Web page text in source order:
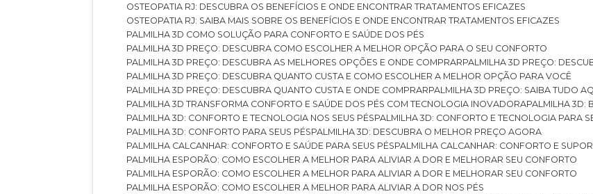
OSTEOPATIA RJ: DESCUBRA OS BENEFÍCIOS E ONDE ENCONTRAR TRATAMENTOS EFICAZES
OSTEOPATIA RJ: SAIBA MAIS SOBRE OS BENEFÍCIOS E ONDE ENCONTRAR TRATAMENTOS EFICAZES
PALMILHA 3D COMO SOLUÇÃO PARA CONFORTO E SAÚDE DOS PÉS
PALMILHA 3D PREÇO: DESCUBRA COMO ESCOLHER A MELHOR OPÇÃO PARA O SEU CONFORTO
PALMILHA 3D PREÇO: DESCUBRA AS MELHORES OPÇÕES E ONDE COMPRAR
PALMILHA 3D PREÇO:
PALMILHA 3D PREÇO: DESCUBRA QUANTO CUSTA E COMO ESCOLHER A MELHOR OPÇÃO PARA VOCÊ
PALMILHA 3D PREÇO: DESCUBRA QUANTO CUSTA E ONDE COMPRAR
PALMILHA 3D PREÇO: SAIBA TUDO
PALMILHA 3D TRANSFORMA CONFORTO E SAÚDE DOS PÉS COM TECNOLOGIA INOVADORA PALMILHA 3D:
PALMILHA 3D: CONFORTO E TECNOLOGIA NOS SEUS PÉS
PALMILHA 3D: CONFORTO E TECNOLOGIA PARA
PALMILHA 3D: CONFORTO PARA SEUS PÉS
PALMILHA 3D: DESCUBRA O MELHOR PREÇO AGORA
PALMILHA CALCANHAR: CONFORTO E SAÚDE PARA SEUS PÉS
PALMILHA CALCANHAR: CONFORTO E
PALMILHA ESPORÃO: COMO ESCOLHER A MELHOR PARA ALIVIAR A DOR E MELHORAR SEU CONFORTO
PALMILHA ESPORÃO: COMO ESCOLHER A MELHOR PARA ALIVIAR A DOR E MELHORAR SEU CONFORTO
PALMILHA ESPORÃO: COMO ESCOLHER A MELHOR PARA ALIVIAR A DOR NOS PÉS